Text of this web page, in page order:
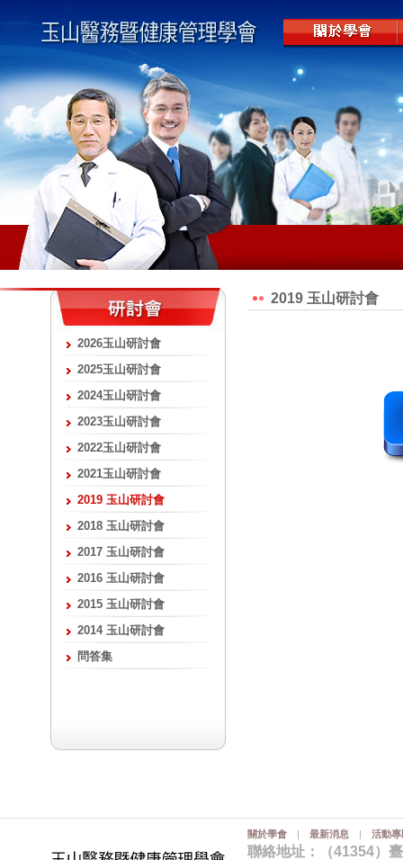
2026玉山研討會
2025玉山研討會
2024玉山研討會
2023玉山研討會
2022玉山研討會
2021玉山研討會
2019 玉山研討會
2018 玉山研討會
2017 玉山研討會
2016 玉山研討會
2015 玉山研討會
2014 玉山研討會
問答集
2019 玉山研討會
關於學會 | 最新消息 | 活動專
聯絡地址：（41354）